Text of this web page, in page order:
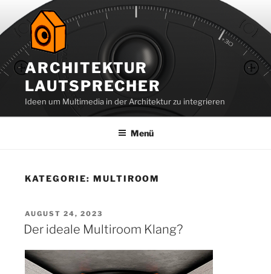
Inhalt
springen
ARCHITEKTUR
LAUTSPRECHER
Ideen um Multimedia in der Architektur zu integrieren
Menü
KATEGORIE: MULTIROOM
VERÖFFENTLICHT
AM
AUGUST 24, 2023
Der ideale Multiroom Klang?